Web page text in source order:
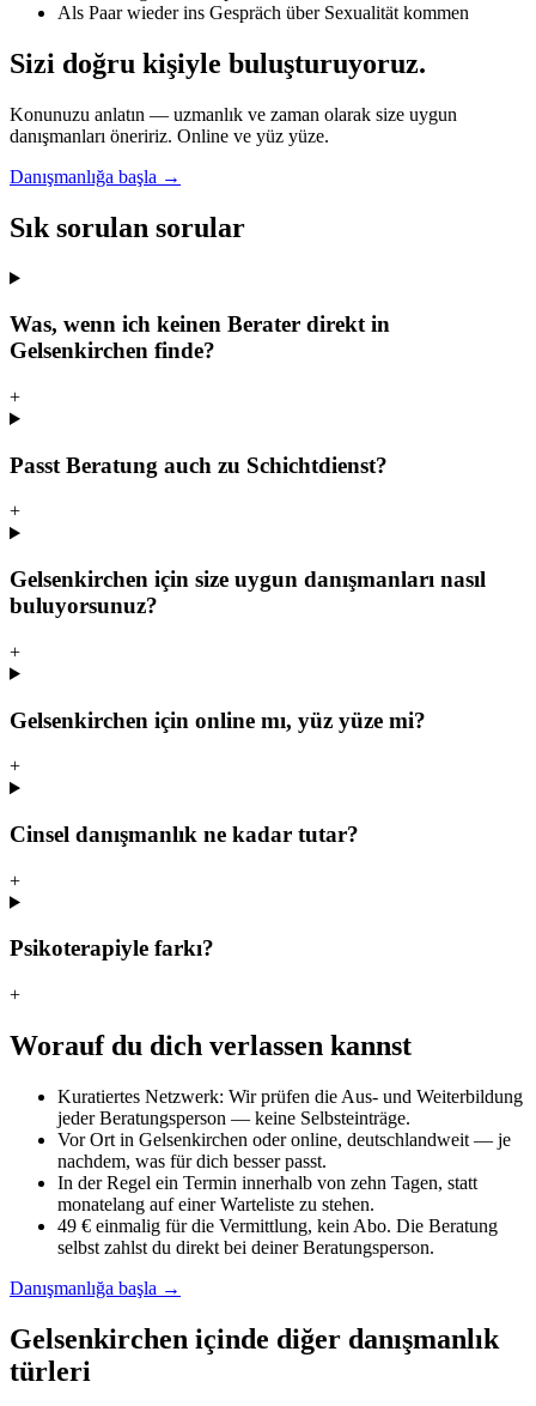
Als Paar wieder ins Gespräch über Sexualität kommen
Sizi doğru kişiyle buluşturuyoruz.
Konunuzu anlatın — uzmanlık ve zaman olarak size uygun
danışmanları öneririz. Online ve yüz yüze.
Danışmanlığa başla →
Sık sorulan sorular
Was, wenn ich keinen Berater direkt in
Gelsenkirchen finde?
+
Passt Beratung auch zu Schichtdienst?
+
Gelsenkirchen için size uygun danışmanları nasıl
buluyorsunuz?
+
Gelsenkirchen için online mı, yüz yüze mi?
+
Cinsel danışmanlık ne kadar tutar?
+
Psikoterapiyle farkı?
+
Worauf du dich verlassen kannst
Kuratiertes Netzwerk: Wir prüfen die Aus- und Weiterbildung
jeder Beratungsperson — keine Selbsteinträge.
Vor Ort in Gelsenkirchen oder online, deutschlandweit — je
nachdem, was für dich besser passt.
In der Regel ein Termin innerhalb von zehn Tagen, statt
monatelang auf einer Warteliste zu stehen.
49 € einmalig für die Vermittlung, kein Abo. Die Beratung
selbst zahlst du direkt bei deiner Beratungsperson.
Danışmanlığa başla →
Gelsenkirchen içinde diğer danışmanlık
türleri